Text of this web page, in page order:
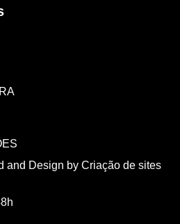
and Design by Criação de sites